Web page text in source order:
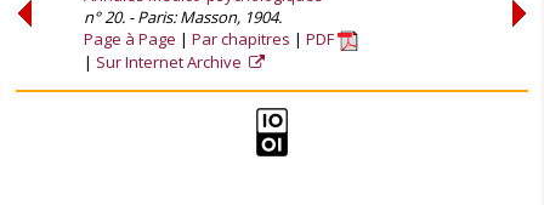
n° 20. - Paris: Masson, 1904.
Page à Page
Par chapitres
PDF
Sur Internet Archive